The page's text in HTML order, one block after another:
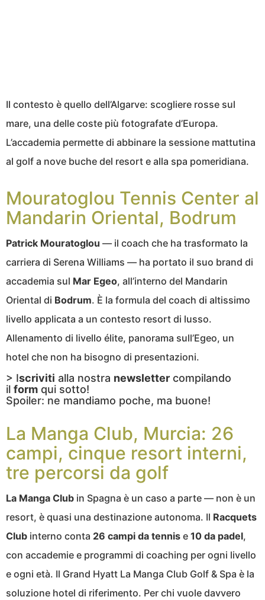
Il contesto è quello dell’Algarve: scogliere rosse sul
mare, una delle coste più fotografate d’Europa.
L’accademia permette di abbinare la sessione mattutina
al golf a nove buche del resort e alla spa pomeridiana.
Mouratoglou Tennis Center al
Mandarin Oriental, Bodrum
Patrick Mouratoglou — il coach che ha trasformato la
carriera di Serena Williams — ha portato il suo brand di
accademia sul Mar Egeo, all’interno del Mandarin
Oriental di Bodrum. È la formula del coach di altissimo
livello applicata a un contesto resort di lusso.
Allenamento di livello élite, panorama sull’Egeo, un
hotel che non ha bisogno di presentazioni.
> Iscriviti alla nostra newsletter compilando
il form qui sotto!
Spoiler: ne mandiamo poche, ma buone!
La Manga Club, Murcia: 26
campi, cinque resort interni,
tre percorsi da golf
La Manga Club in Spagna è un caso a parte — non è un
resort, è quasi una destinazione autonoma. Il Racquets
Club interno conta 26 campi da tennis e 10 da padel,
con accademie e programmi di coaching per ogni livello
e ogni età. Il Grand Hyatt La Manga Club Golf & Spa è la
soluzione hotel di riferimento. Per chi vuole davvero